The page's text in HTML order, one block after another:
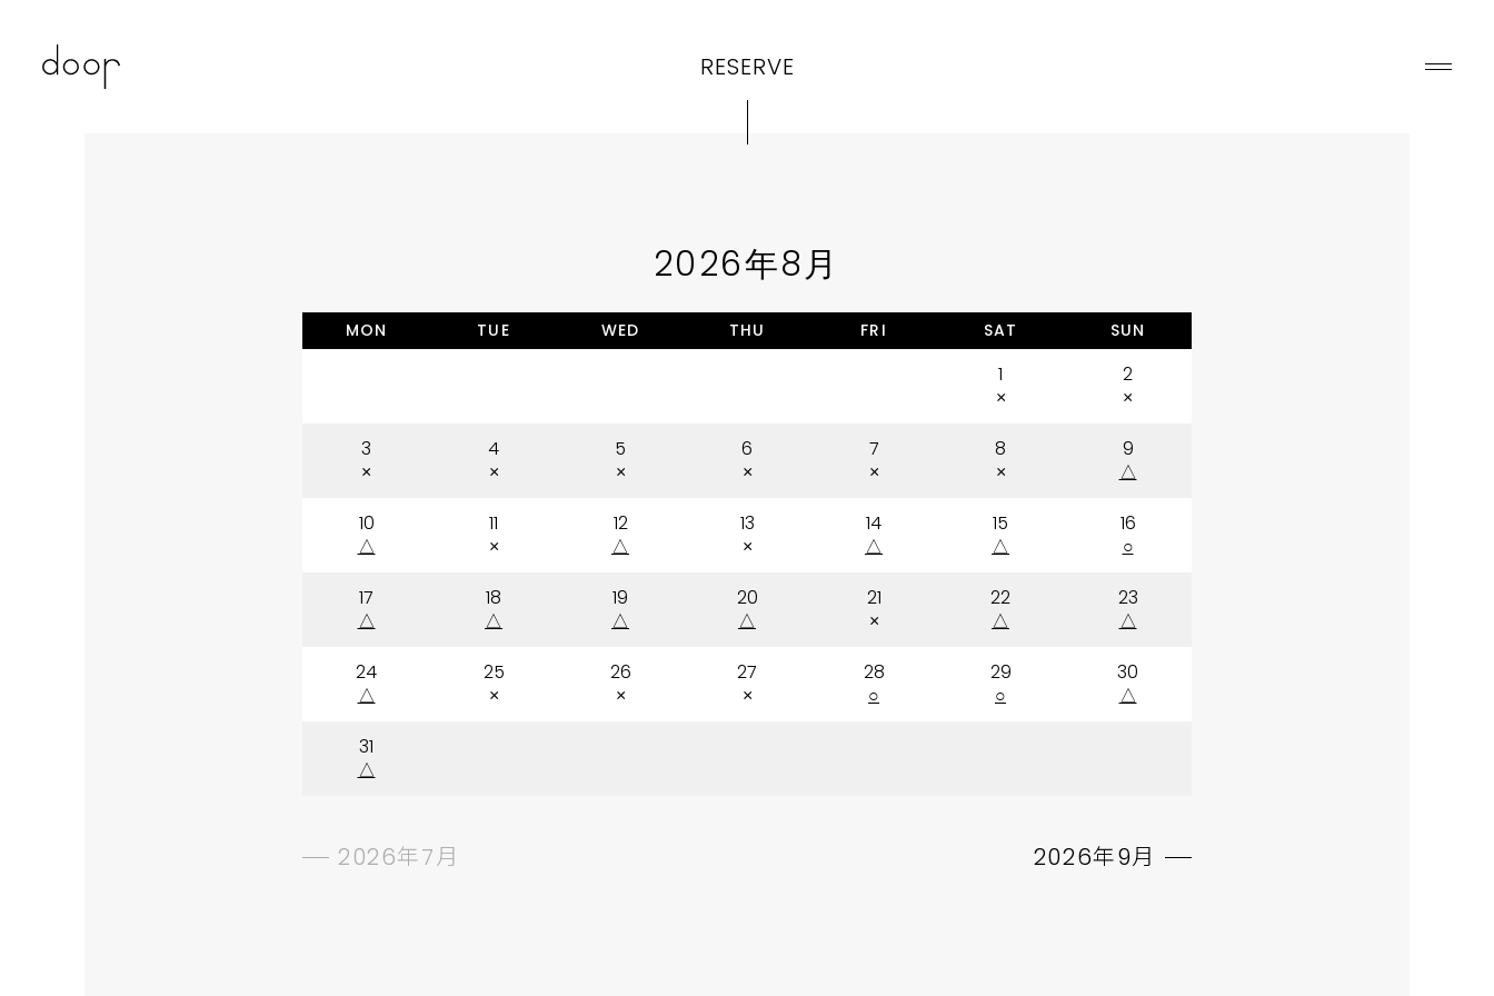
RESERVE
2026年8月
MON TUE WED THU FRI SAT SUN
1
×
2
×
3
×
4
×
5
×
6
×
7
×
8
×
9
△
10
△
11
×
12
△
13
×
14
△
15
△
16
○
17
△
18
△
19
△
20
△
21
×
22
△
23
△
24
△
25
×
26
×
27
×
28
○
29
○
30
△
31
△
2026年7月 2026年9月